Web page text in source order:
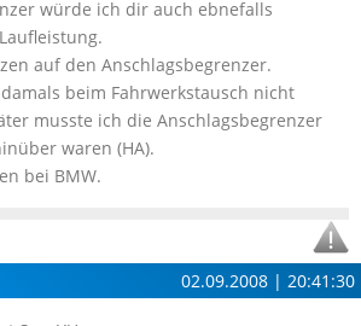
würde ich dir auch ebnefalls
auf den Anschlagsbegrenzer.
beim Fahrwerkstausch nicht
musste ich die Anschlagsbegrenzer
waren (HA).
bei BMW.
02.09.2008 | 20:41:30